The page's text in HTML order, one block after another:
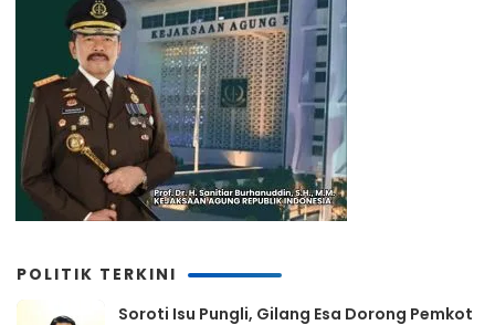
POLITIK TERKINI
Soroti Isu Pungli, Gilang Esa Dorong Pemkot